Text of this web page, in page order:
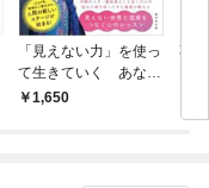
「見えない力」を使っ
て生きていく あなた
の魂を目覚めさせるス
1,650
不